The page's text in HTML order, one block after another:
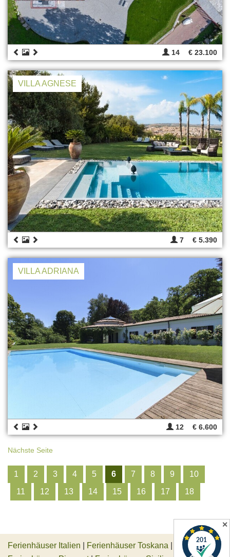
14 € 23.100
VILLA AGNESE
7 € 5.390
VILLA ADRIANA
12 € 6.600
Nächste Seite
1 2 3 4 5 6 7 8 9
10
11
12 13 14 15 16 17 18
Ferienhäuser Italien Ferienhäuser Toskana
✕